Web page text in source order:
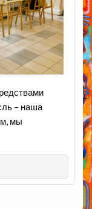
– наша
мы